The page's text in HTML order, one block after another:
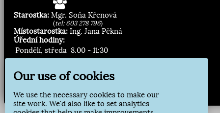
Starostka: Mgr. Soňa Křenová
(tel: 603 278 796)
Místostarostka: Ing. Jana Pěkná
Úřední hodiny:
Pondělí, středa 8.00 - 11:30
Přihlásit odběr
Our use of cookies
We use the necessary cookies to make our
site work. We'd also like to set analytics